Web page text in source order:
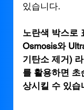
있습니다.
노란색 박스로
Osmosis와
기탄소 제거)
를 활용하면 초
상시킬 수 있습